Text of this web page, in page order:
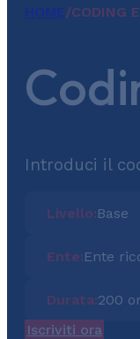
HOME/CODING
Introduci il
Livello:Base
Ente:Ente
Durata:200
Iscriviti ora